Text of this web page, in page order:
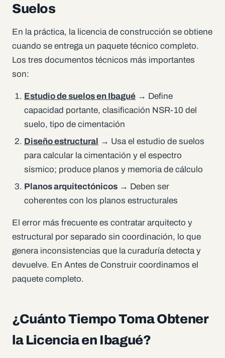
Suelos
En la práctica, la licencia de construcción se obtiene
cuando se entrega un paquete técnico completo.
Los tres documentos técnicos más importantes
son:
Estudio de suelos en Ibagué → Define
capacidad portante, clasificación NSR-10 del
suelo, tipo de cimentación
Diseño estructural → Usa el estudio de suelos
para calcular la cimentación y el espectro
sísmico; produce planos y memoria de cálculo
Planos arquitectónicos → Deben ser
coherentes con los planos estructurales
El error más frecuente es contratar arquitecto y
estructural por separado sin coordinación, lo que
genera inconsistencias que la curaduría detecta y
devuelve. En Antes de Construir coordinamos el
paquete completo.
¿Cuánto Tiempo Toma Obtener
la Licencia en Ibagué?